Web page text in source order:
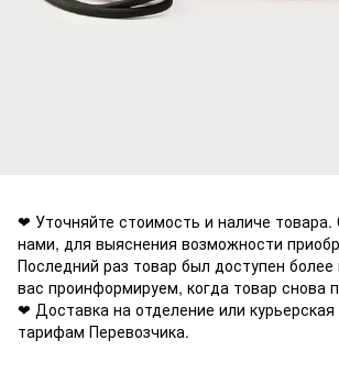
❤ Уточняйте стоимость и наличе товара.
нами, для выяснения возможности
Последний раз товар был доступен
вас проинформируем, когда товар снова
❤ Доставка на отделение или курьерская
тарифам Перевозчика.